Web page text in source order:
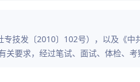
技发〔2010〕102号），以及《中
关要求，经过笔试、面试、体检、考